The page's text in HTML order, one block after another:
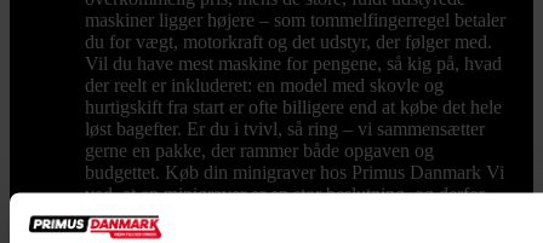
maskiner ligger højere – som tommelfingerregel betaler
du for vægt, motorkraft og det udstyr, der følger med.
Vil du have mest maskine for pengene, så kig på, hvad
der reelt er inkluderet: en model med skovle og
hurtigskift fra start er ofte billigere end at købe det hele
løst bagefter. Er du i tvivl, så ring – vi sammensætter
gerne en pakke, der rammer både opgaven og
budgettet. Køb din minigraver hos Primus Danmark Vi
ved, at en minigraver er en stor beslutning, og derfor
står vi klar med rådgivning, før du køber. Vi har eget
lager og butik i Børkop, hvor du kan se maskinerne og